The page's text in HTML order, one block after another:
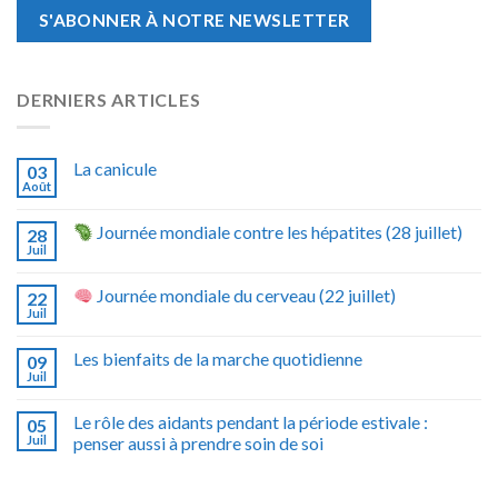
DERNIERS ARTICLES
03
Août
La canicule
28
Juil
Journée mondiale contre les hépatites (28 juillet)
22
Juil
Journée mondiale du cerveau (22 juillet)
09
Juil
Les bienfaits de la marche quotidienne
05
Juil
Le rôle des aidants pendant la période estivale :
penser aussi à prendre soin de soi